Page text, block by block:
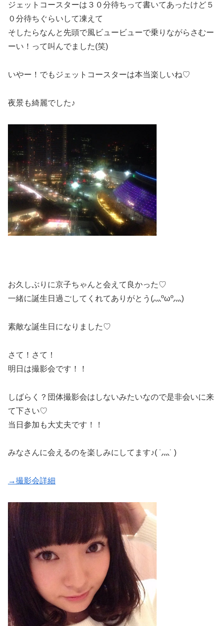
ジェットコースターは３０分待ちって書いてあったけど５
０分待ちぐらいして凍えて
そしたらなんと先頭で風ビュービューで乗りながらさむー
ーい！って叫んでました(笑)
いやー！でもジェットコースターは本当楽しいね♡
夜景も綺麗でした♪
お久しぶりに京子ちゃんと会えて良かった♡
一緒に誕生日過ごしてくれてありがとう(灬ºωº灬)
素敵な誕生日になりました♡
さて！さて！
明日は撮影会です！！
しばらく？団体撮影会はしないみたいなので是非会いに来
て下さい♡
当日参加も大丈夫です！！
みなさんに会えるのを楽しみにしてます♪( ˙灬˙ )
→撮影会詳細